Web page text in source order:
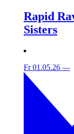
Rapid
Sisters
Fr 01.05.26 —